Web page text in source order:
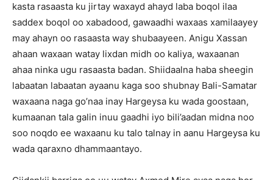
kasta rasaasta ku jirtay waxayd ahayd laba boqol ilaa
saddex boqol oo xabadood, gawaadhi waxaas xamilaayey
may ahayn oo rasaasta way shubaayeen. Anigu Xassan
ahaan waxaan watay lixdan midh oo kaliya, waxaanan
ahaa ninka ugu rasaasta badan. Shiidaalna haba sheegin
labaatan labaatan ayaanu kaga soo shubnay Bali-Samatar
waxaana naga go’naa inay Hargeysa ku wada goostaan,
kumaanan tala galin inuu gaadhi iyo bili’aadan midna noo
soo noqdo ee waxaanu ku talo talnay in aanu Hargeysa ku
wada qaraxno dhammaantayo.